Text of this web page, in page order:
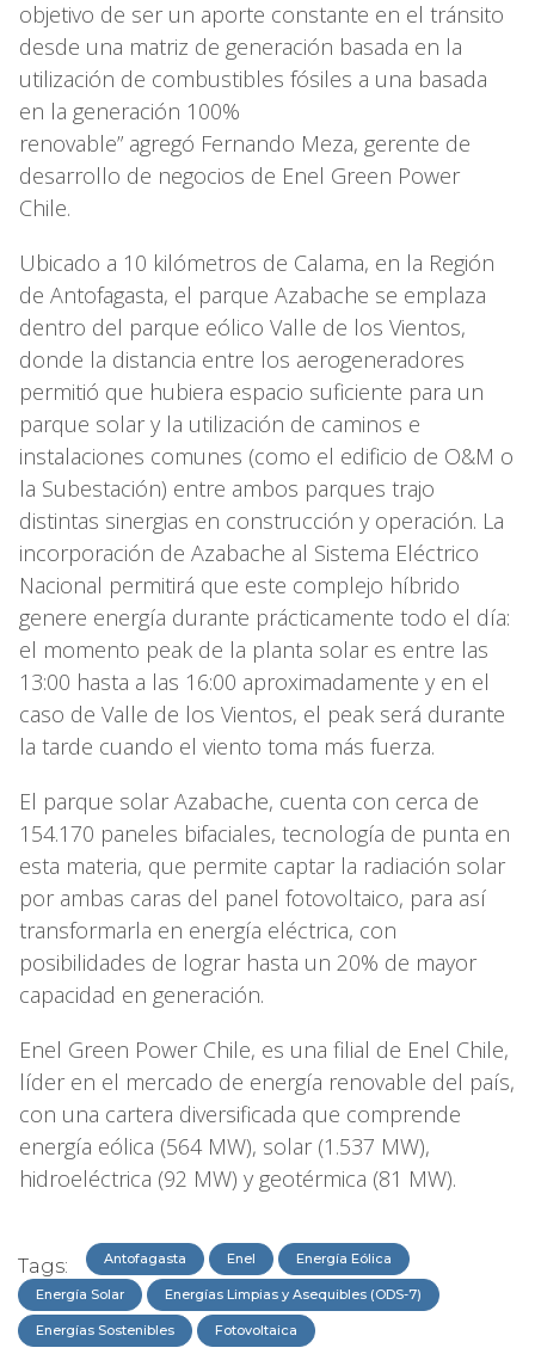
objetivo de ser un aporte constante en el tránsito
desde una matriz de generación basada en la
utilización de combustibles fósiles a una basada
en la generación 100%
renovable” agregó Fernando Meza, gerente de
desarrollo de negocios de Enel Green Power
Chile.
Ubicado a 10 kilómetros de Calama, en la Región
de Antofagasta, el parque Azabache se emplaza
dentro del parque eólico Valle de los Vientos,
donde la distancia entre los aerogeneradores
permitió que hubiera espacio suficiente para un
parque solar y la utilización de caminos e
instalaciones comunes (como el edificio de O&M o
la Subestación) entre ambos parques trajo
distintas sinergias en construcción y operación. La
incorporación de Azabache al Sistema Eléctrico
Nacional permitirá que este complejo híbrido
genere energía durante prácticamente todo el día:
el momento peak de la planta solar es entre las
13:00 hasta a las 16:00 aproximadamente y en el
caso de Valle de los Vientos, el peak será durante
la tarde cuando el viento toma más fuerza.
El parque solar Azabache, cuenta con cerca de
154.170 paneles bifaciales, tecnología de punta en
esta materia, que permite captar la radiación solar
por ambas caras del panel fotovoltaico, para así
transformarla en energía eléctrica, con
posibilidades de lograr hasta un 20% de mayor
capacidad en generación.
Enel Green Power Chile, es una filial de Enel Chile,
líder en el mercado de energía renovable del país,
con una cartera diversificada que comprende
energía eólica (564 MW), solar (1.537 MW),
hidroeléctrica (92 MW) y geotérmica (81 MW).
Tags: Antofagasta Enel Energía Eólica
Energía Solar Energías Limpias y Asequibles (ODS-7)
Energías Sostenibles Fotovoltaica